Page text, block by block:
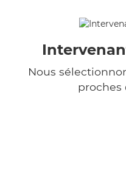
Nous
proches